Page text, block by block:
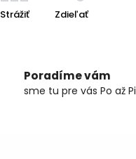
Strážiť Zdieľať
Poradíme vám
sme tu pre vás Po až Pi